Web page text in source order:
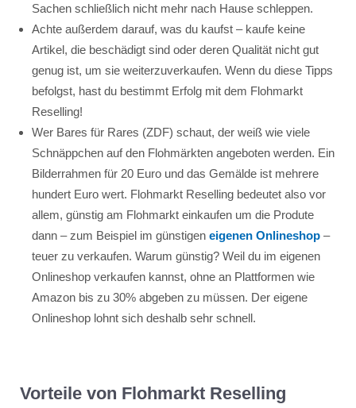
Sachen schließlich nicht mehr nach Hause schleppen.
Achte außerdem darauf, was du kaufst – kaufe keine
Artikel, die beschädigt sind oder deren Qualität nicht gut
genug ist, um sie weiterzuverkaufen. Wenn du diese Tipps
befolgst, hast du bestimmt Erfolg mit dem Flohmarkt
Reselling!
Wer Bares für Rares (ZDF) schaut, der weiß wie viele
Schnäppchen auf den Flohmärkten angeboten werden. Ein
Bilderrahmen für 20 Euro und das Gemälde ist mehrere
hundert Euro wert. Flohmarkt Reselling bedeutet also vor
allem, günstig am Flohmarkt einkaufen um die Produte
dann – zum Beispiel im günstigen eigenen Onlineshop–
teuer zu verkaufen. Warum günstig? Weil du im eigenen
Onlineshop verkaufen kannst, ohne an Plattformen wie
Amazon bis zu 30% abgeben zu müssen. Der eigene
Onlineshop lohnt sich deshalb sehr schnell.
Vorteile von Flohmarkt Reselling